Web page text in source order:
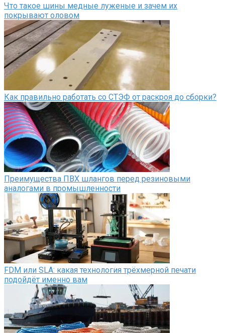
Что такое шины медные луженые и зачем их
покрывают оловом
Как правильно работать со СТЭФ от раскроя до сборки?
Преимущества ПВХ шлангов перед резиновыми
аналогами в промышленности
FDM или SLA: какая технология трёхмерной печати
подойдёт именно вам